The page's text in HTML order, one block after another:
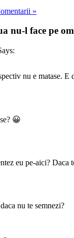
»
nu-l face pe
nu e matase.
😀
eu pe-aici?
nu te semnezi?